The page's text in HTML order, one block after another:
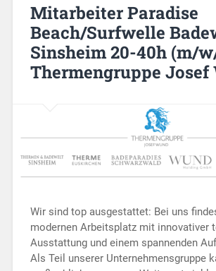
Mitarbeiter Paradise
Beach/Surfwelle
Sinsheim 20-40h (m/
Thermengruppe Josef
Wir sind top ausgestattet: Bei uns
modernen Arbeitsplatz mit innovativer
Ausstattung und einem spannenden
Als Teil unserer Unternehmensgruppe